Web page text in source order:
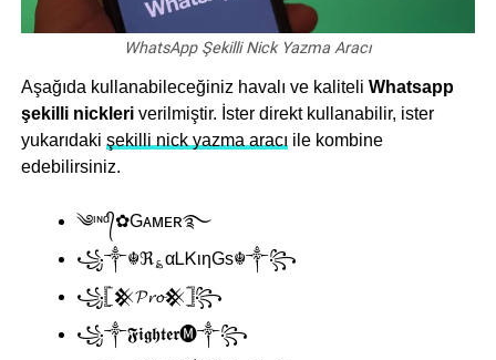
WhatsApp Şekilli Nick Yazma Aracı
Aşağıda kullanabileceğiniz havalı ve kaliteli Whatsapp
şekilli nickleriverilmiştir. İster direkt kullanabilir, ister
yukarıdaki şekilli nick yazma aracı ile kombine
edebilirsiniz.
༄ᶦᶰᵈ᭄✿Gᴀᴍᴇʀ࿐
꧁༒☬ℜ؏αᏞᏦιηGs☬༒꧂
꧁𓊈𒆜𝓟𝓻𝓸𒆜𓊉꧂
꧁༒𝕱𝖎𝖌𝖍𝖙𝖊𝖗🅜༒꧂